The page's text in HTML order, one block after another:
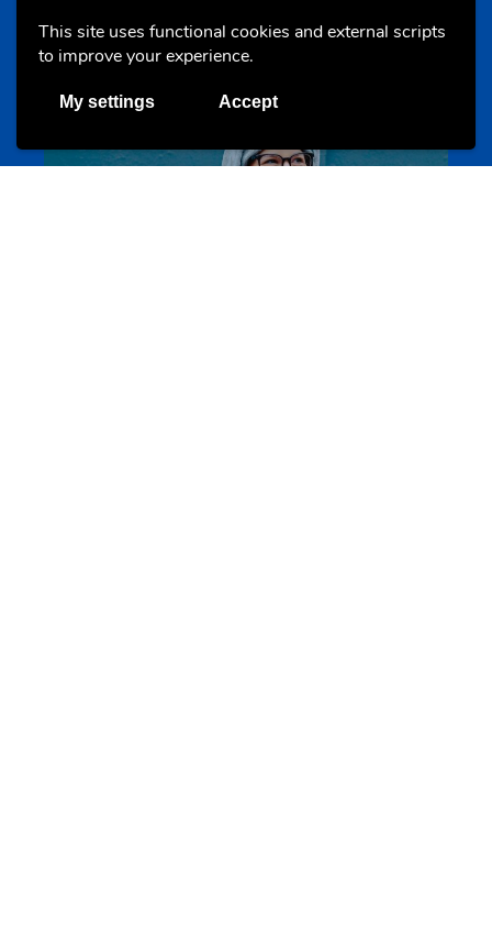
This site uses functional cookies and external scripts
to improve your experience.
My settings Accept
s-team.lu
Portails